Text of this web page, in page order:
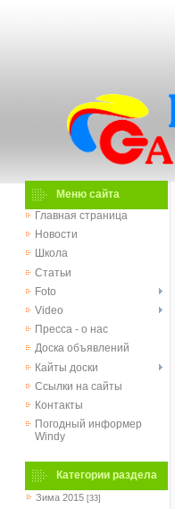
Меню сайта
Главная страница
Новости
Школа
Статьи
Foto
Video
Пресса - о нас
Доска объявлений
Кайты доски
Ссылки на сайты
Контакты
Погодный информер
Windy
Категории раздела
Зима 2015 [33]